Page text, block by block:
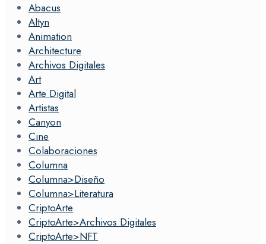
Abacus
Altyn
Animation
Architecture
Archivos Digitales
Art
Arte Digital
Artistas
Canyon
Cine
Colaboraciones
Columna
Columna>Diseño
Columna>Literatura
CriptoArte
CriptoArte>Archivos Digitales
CriptoArte>NFT